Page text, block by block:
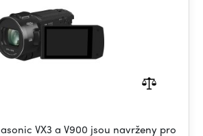
VX3 a V900 jsou navrženy pro